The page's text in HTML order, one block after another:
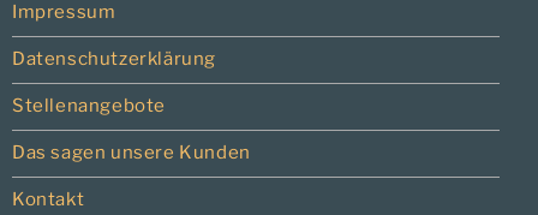
Impressum
Datenschutzerklärung
Stellenangebote
Das sagen unsere Kunden
Kontakt